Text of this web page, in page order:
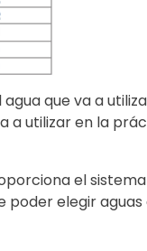
que va a
a utilizar en la
el
poder elegir